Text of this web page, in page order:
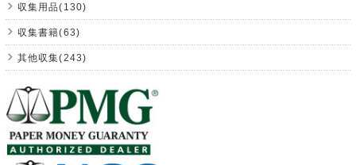
収集用品(130)
収集書籍(63)
其他収集(243)